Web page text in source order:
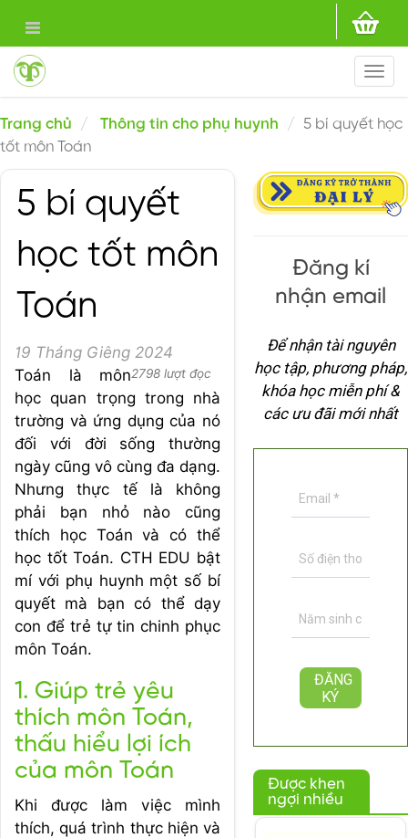
Trang chủ Thông tin cho phụ huynh
5 bí quyết học
tốt môn Toán
5 bí quyết
học tốt môn
Toán
19 Tháng Giêng 2024
2798 lượt đọc
Toán là môn
học quan trọng trong nhà
trường và ứng dụng của nó
đối với đời sống thường
ngày cũng vô cùng đa dạng.
Nhưng thực tế là không
phải bạn nhỏ nào cũng
thích học Toán và có thể
học tốt Toán. CTH EDU bật
mí với phụ huynh một số bí
quyết mà bạn có thể dạy
con để trẻ tự tin chinh phục
môn Toán.
1. Giúp trẻ yêu
thích môn Toán,
thấu hiểu lợi ích
của môn Toán
Khi được làm việc mình
thích, quá trình thực hiện và
Đăng kí
nhận email
Để nhận tài nguyên
học tập, phương pháp,
khóa học miễn phí &
các ưu đãi mới nhất
Được khen
ngợi nhiều